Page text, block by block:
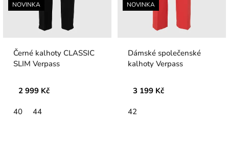
NOVINKA
Černé kalhoty CLASSIC
SLIM Verpass
2 999 Kč
40 44
NOVINKA
Dámské společenské
kalhoty Verpass
3 199 Kč
42